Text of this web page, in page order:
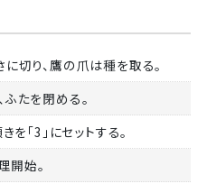
切り、鷹の爪は種を取る。
たを閉める。
きを「3」にセットする。
開始。